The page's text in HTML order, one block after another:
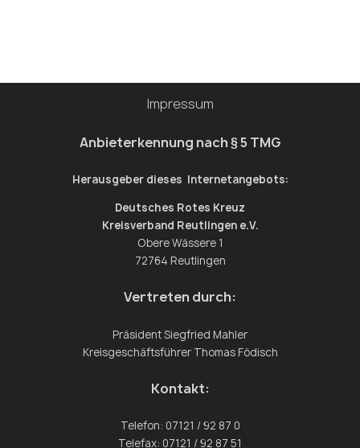
natürlich auch ausgiebige Streicheleinheiten. 🥰 Wir
bedanken uns für die Gastfreundschaft und die
auf das nächste Wiedersehen! 🤩 . . . #ehrenamt
#hundeleben #sigmaringen #rettungshundestaffel
Impressum
Anbieterkennung nach § 5 TMG
Herausgeber dieses Internetangebots:
Deutsches Rotes Kreuz
Kreisverband Reutlingen e.V.
Obere Wässere 1
72764 Reutlingen
Vertreten durch:
Präsident Siegfried Mahler
Kreisgeschäftsführer Thomas Födisch
Kontakt:
Telefon: 07121 / 92 87 0
Telefax: 07121 / 92 87 51